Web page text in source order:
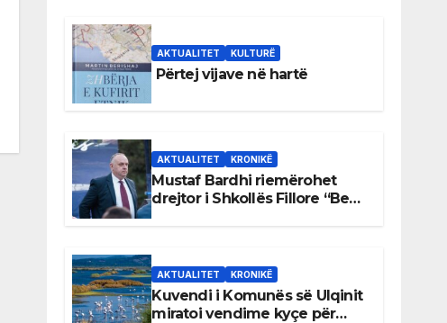
AKTUALITET KULTURË
Përtej vijave në hartë
AKTUALITET KRONIKË
Mustaf Bardhi riemërohet
drejtor i Shkollës Fillore “Bedri
AKTUALITET KRONIKË
Kuvendi i Komunës së Ulqinit
miratoi vendime kyçe për